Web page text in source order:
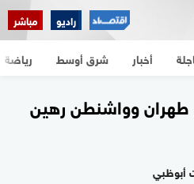
راديو مباشر
أخبار شرق أوسط رياضة
طهران وواشنطن رهين